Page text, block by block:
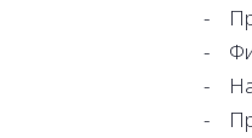
-
-
-
-